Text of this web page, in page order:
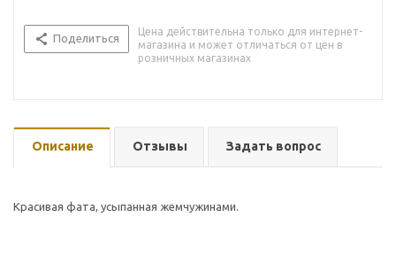
Поделиться
Цена действительна только для интернет-
магазина и может отличаться от цен в
розничных магазинах
Описание Отзывы Задать вопрос
Красивая фата, усыпанная жемчужинами.